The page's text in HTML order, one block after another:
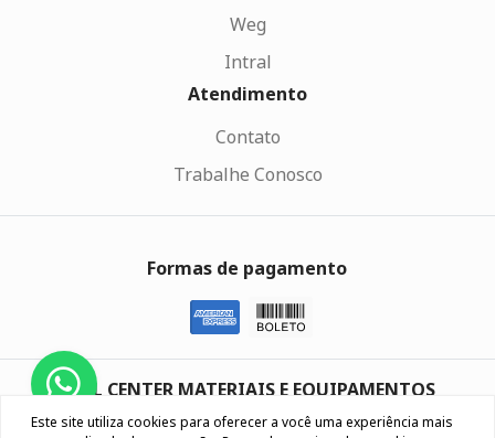
Weg
Intral
Atendimento
Contato
Trabalhe Conosco
Formas de pagamento
REAL CENTER MATERIAIS E EQUIPAMENTOS
ELETRICOS LTDA
Este site utiliza cookies para oferecer a você uma experiência mais